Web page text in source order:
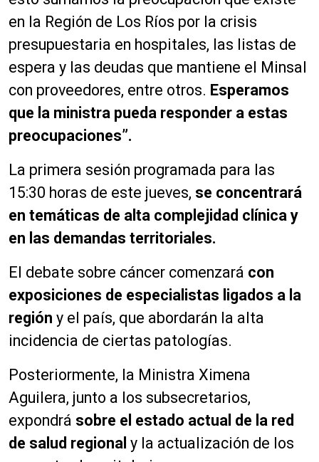
en la Región de Los Ríos por la crisis
presupuestaria en hospitales, las listas de
espera y las deudas que mantiene el Minsal
con proveedores, entre otros. Esperamos
que la ministra pueda responder a estas
preocupaciones”.
La primera sesión programada para las
15:30 horas de este jueves, se concentrará
en temáticas de alta complejidad clínica y
en las demandas territoriales.
El debate sobre cáncer comenzará con
exposiciones de especialistas ligados a la
región y el país, que abordarán la alta
incidencia de ciertas patologías.
Posteriormente, la Ministra Ximena
Aguilera, junto a los subsecretarios,
expondrá sobre el estado actual de la red
de salud regional y la actualización de los